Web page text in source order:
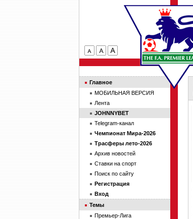
Главное
МОБИЛЬНАЯ ВЕРСИЯ
Лента
JOHNNYBET
Telegram-канал
Чемпионат Мира-2026
Трасферы лето-2026
Архив новостей
Ставки на спорт
Поиск по сайту
Регистрация
Вход
Темы
Премьер-Лига